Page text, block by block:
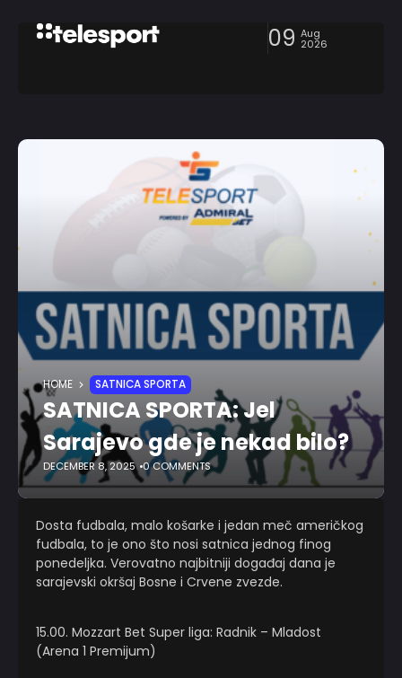
09 Aug
2026
HOME SATNICA SPORTA
SATNICA SPORTA: Jel
Sarajevo gde je nekad bilo?
DECEMBER 8, 2025 0 COMMENTS
Dosta fudbala, malo košarke i jedan meč američkog
fudbala, to je ono što nosi satnica jednog finog
ponedeljka. Verovatno najbitniji događaj dana je
sarajevski okršaj Bosne i Crvene zvezde.
15.00. Mozzart Bet Super liga: Radnik – Mladost
(Arena 1 Premijum)